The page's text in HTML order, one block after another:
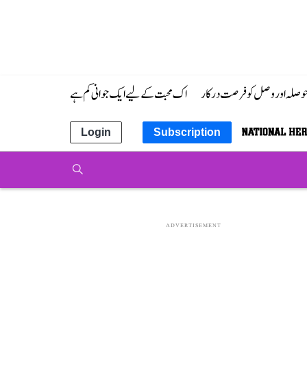
حوصلہ اور وصل کو فرصت درکار اک محبت کے لیے ایک جوانی کم ہے
Subscription
Login
ADVERTISEMENT